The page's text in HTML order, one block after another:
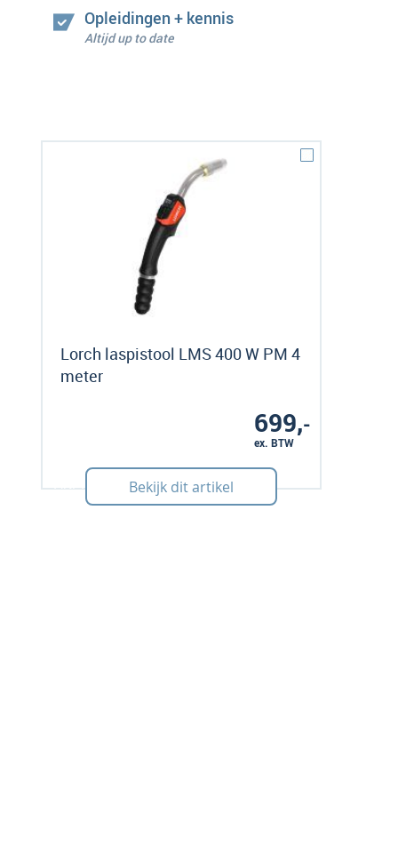
Opleidingen + kennis
Altijd up to date
Lorch laspistool LMS 400 W PM 4
meter
699,-
ex. BTW
Art: 120109 Bekijk dit artikel